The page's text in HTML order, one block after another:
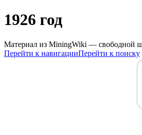
1926 год
Материал из MiningWiki — свободной
Перейти к навигацииПерейти к поиску